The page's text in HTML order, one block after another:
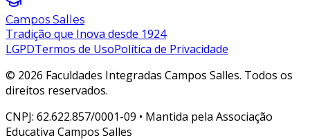
Campos Salles
Tradição que Inova desde 1924
LGPDTermos de UsoPolítica de Privacidade
© 2026 Faculdades Integradas Campos Salles. Todos os
direitos reservados.
CNPJ: 62.622.857/0001-09 • Mantida pela Associação
Educativa Campos Salles